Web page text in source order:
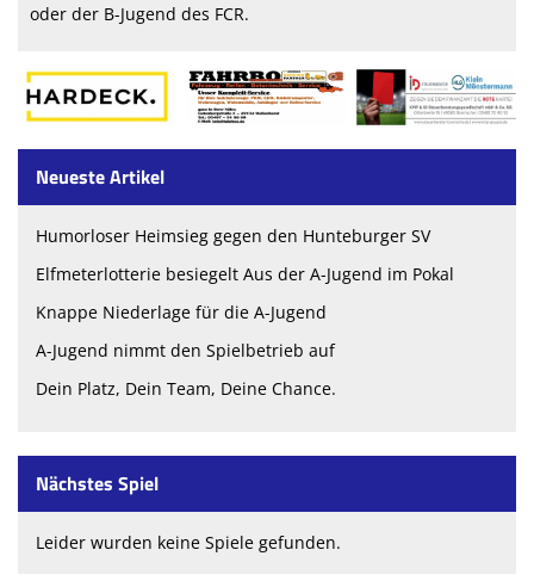
oder der B-Jugend des FCR.
Neueste Artikel
Humorloser Heimsieg gegen den Hunteburger SV
Elfmeterlotterie besiegelt Aus der A-Jugend im Pokal
Knappe Niederlage für die A-Jugend
A-Jugend nimmt den Spielbetrieb auf
Dein Platz, Dein Team, Deine Chance.
Nächstes Spiel
Leider wurden keine Spiele gefunden.